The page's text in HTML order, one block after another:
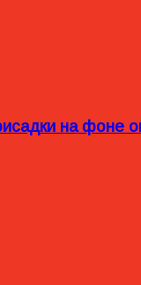
на фоне